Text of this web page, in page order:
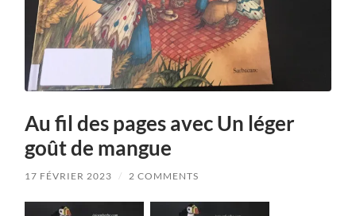
Au fil des pages avec Un léger
goût de mangue
17 FÉVRIER 2023 / 2 COMMENTS